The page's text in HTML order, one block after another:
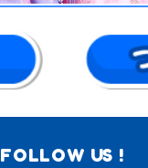
FOLLOW US !